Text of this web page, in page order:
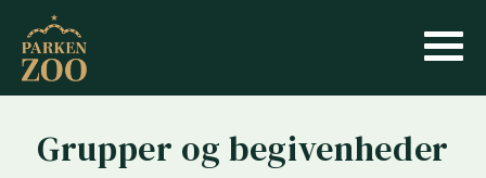
Grupper og begivenheder